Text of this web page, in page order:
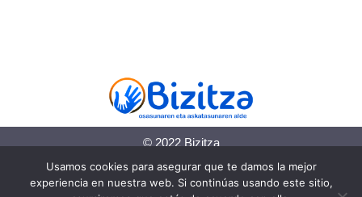
© 2022 Bizitza
Política de cookies
Usamos cookies para asegurar que te damos la mejor
experiencia en nuestra web. Si continúas usando este sitio,